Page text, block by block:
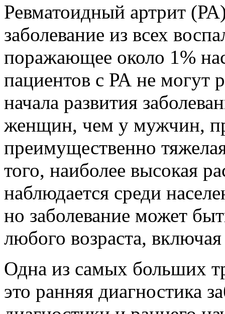
Ревматоидный артрит
заболевание из всех
поражающее около 1%
пациентов с РА не могут
начала развития
женщин, чем у мужчин,
преимущественно
того, наиболее высокая
наблюдается среди
но заболевание может
любого возраста,
Одна из самых больших
это ранняя диагностика